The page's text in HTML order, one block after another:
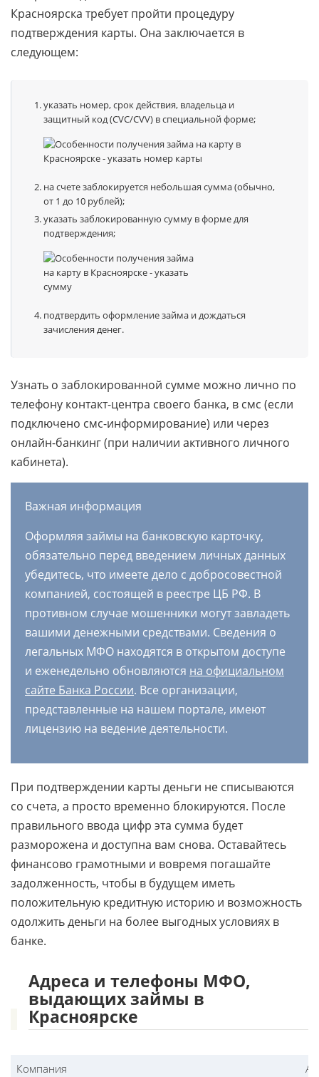
Красноярска требует пройти процедуру
подтверждения карты. Она заключается в
следующем:
указать номер, срок действия, владельца и
защитный код (CVC/CVV) в специальной форме;
на счете заблокируется небольшая сумма (обычно,
от 1 до 10 рублей);
указать заблокированную сумму в форме для
подтверждения;
подтвердить оформление займа и дождаться
зачисления денег.
Узнать о заблокированной сумме можно лично по
телефону контакт-центра своего банка, в смс (если
подключено смс-информирование) или через
онлайн-банкинг (при наличии активного личного
кабинета).
Важная информация
Оформляя займы на банковскую карточку,
обязательно перед введением личных данных
убедитесь, что имеете дело с добросовестной
компанией, состоящей в реестре ЦБ РФ. В
противном случае мошенники могут завладеть
вашими денежными средствами. Сведения о
легальных МФО находятся в открытом доступе
и еженедельно обновляются на официальном
сайте Банка России. Все организации,
представленные на нашем портале, имеют
лицензию на ведение деятельности.
При подтверждении карты деньги не списываются
со счета, а просто временно блокируются. После
правильного ввода цифр эта сумма будет
разморожена и доступна вам снова. Оставайтесь
финансово грамотными и вовремя погашайте
задолженность, чтобы в будущем иметь
положительную кредитную историю и возможность
одолжить деньги на более выгодных условиях в
банке.
Адреса и телефоны МФО,
выдающих займы в
Красноярске
Компания